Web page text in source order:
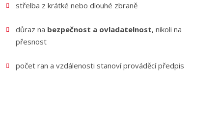
střelba z krátké nebo dlouhé zbraně
důraz na bezpečnost a ovladatelnost, nikoli na
přesnost
počet ran a vzdálenosti stanoví prováděcí předpis